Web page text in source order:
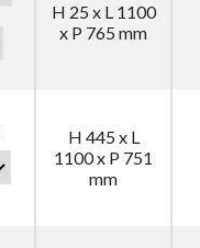
H 25 x L 1100
x P 765 mm
H 445 x L
1100 x P 751
mm